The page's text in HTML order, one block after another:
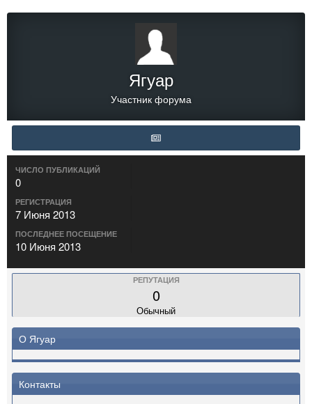
Ягуар
Участник форума
ЧИСЛО ПУБЛИКАЦИЙ
0
РЕГИСТРАЦИЯ
7 Июня 2013
ПОСЛЕДНЕЕ ПОСЕЩЕНИЕ
10 Июня 2013
РЕПУТАЦИЯ
0
Обычный
О Ягуар
Контакты